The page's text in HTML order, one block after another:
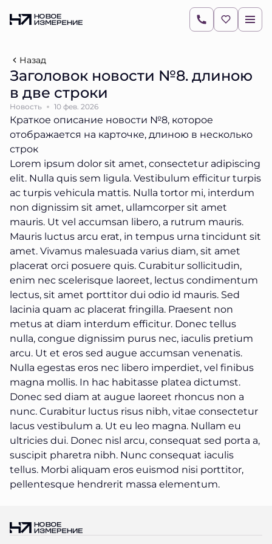
Назад
Заголовок новости №8. длиною
в две строки
Новость 10 фев. 2026
Краткое описание новости №8, которое
отображается на карточке, длиною в несколько
строк
Lorem ipsum dolor sit amet, consectetur adipiscing
elit. Nulla quis sem ligula. Vestibulum efficitur turpis
ac turpis vehicula mattis. Nulla tortor mi, interdum
non dignissim sit amet, ullamcorper sit amet
mauris. Ut vel accumsan libero, a rutrum mauris.
Mauris luctus arcu erat, in tempus urna tincidunt sit
amet. Vivamus malesuada varius diam, sit amet
placerat orci posuere quis. Curabitur sollicitudin,
enim nec scelerisque laoreet, lectus condimentum
lectus, sit amet porttitor dui odio id mauris. Sed
lacinia quam ac placerat fringilla. Praesent non
metus at diam interdum efficitur. Donec tellus
nulla, congue dignissim purus nec, iaculis pretium
arcu. Ut et eros sed augue accumsan venenatis.
Nulla egestas eros nec libero imperdiet, vel finibus
magna mollis. In hac habitasse platea dictumst.
Donec sed diam at augue laoreet rhoncus non a
nunc. Curabitur luctus risus nibh, vitae consectetur
lacus vestibulum a. Ut eu leo magna. Nullam eu
ultricies dui. Donec nisl arcu, consequat sed porta a,
suscipit pharetra nibh. Nunc consequat iaculis
tellus. Morbi aliquam eros euismod nisi porttitor,
pellentesque hendrerit massa elementum.